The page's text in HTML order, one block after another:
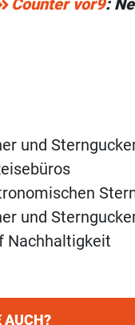
und
und
Nachhaltigkeit
AUCH?